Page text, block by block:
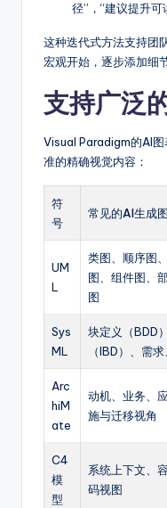
In
si
径”，“建议提升可
这种迭代式方法支持团
宏观开始，逐步添加细
支持广泛
Visual Paradigm的AI
准的精确视觉内容：
符
号
常见的AI生成
UM
L
类图、顺序图
图、组件图、
图
Sys
ML
块定义（BDD
（IBD）、需
Arc
hiM
ate
动机、业务、
施与迁移视角
C4
模
型
系统上下文、
码视图